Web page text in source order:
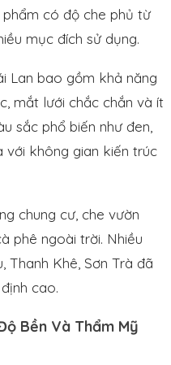
phẩm có độ che phủ từ
mục đích sử dụng.
Lan bao gồm khả năng
mắt lưới chắc chắn và ít
sắc phổ biến như đen,
với không gian kiến trúc
chung cư, che vườn
phê ngoài trời. Nhiều
Thanh Khê, Sơn Trà đã
cao.
Bền Và Thẩm Mỹ